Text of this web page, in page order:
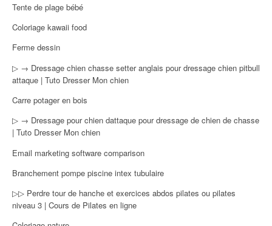
Tente de plage bébé
Coloriage kawaii food
Ferme dessin
▷ → Dressage chien chasse setter anglais pour dressage chien pitbull
attaque | Tuto Dresser Mon chien
Carre potager en bois
▷ → Dressage pour chien dattaque pour dressage de chien de chasse
| Tuto Dresser Mon chien
Email marketing software comparison
Branchement pompe piscine intex tubulaire
▷▷ Perdre tour de hanche et exercices abdos pilates ou pilates
niveau 3 | Cours de Pilates en ligne